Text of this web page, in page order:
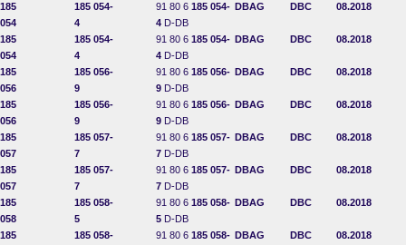
185
054
185 054-
4
91 80 6 185 054-
4 D-DB
DBAG DBC 08.2018
185
054
185 054-
4
91 80 6 185 054-
4 D-DB
DBAG DBC 08.2018
185
056
185 056-
9
91 80 6 185 056-
9 D-DB
DBAG DBC 08.2018
185
056
185 056-
9
91 80 6 185 056-
9 D-DB
DBAG DBC 08.2018
185
057
185 057-
7
91 80 6 185 057-
7 D-DB
DBAG DBC 08.2018
185
057
185 057-
7
91 80 6 185 057-
7 D-DB
DBAG DBC 08.2018
185
058
185 058-
5
91 80 6 185 058-
5 D-DB
DBAG DBC 08.2018
185
185 058-
91 80 6 185 058- DBAG DBC 08.2018